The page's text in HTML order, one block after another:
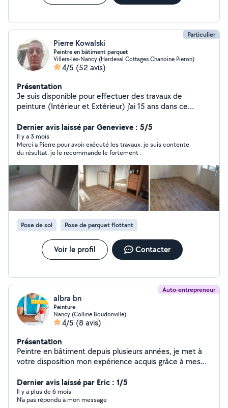
Particulier
Pierre Kowalski
Peintre en bâtiment parquet
Villers-lès-Nancy (Hardeval Cottages Chanoine Pieron)
4/5 (52 avis)
Présentation
Je suis disponible pour effectuer des travaux de
peinture (Intérieur et Extérieur) j'ai 15 ans dans ce
prèt à mettre mon savoir-faire à votre service,les
photos que j'ai en son la preuve. N'hésitez pas a me
contacter. Pierre
Dernier avis laissé par Genevieve : 5/5
Il y a 3 mois
Merci a Pierre pour avoir exécuté les travaux. je suis contente
du résultat. je le recommande le fortement .
Pose de sol Pose de parquet flottant
Voir le profil Contacter
Auto-entrepreneur
albra bn
Peinture
Nancy (Colline Boudonville)
4/5 (8 avis)
Présentation
Peintre en bâtiment depuis plusieurs années, je met à
votre disposition mon expérience acquis grâce à mes
professionnalisme, attention, écoute et en respectant
les normes française. Les travaux peuvent être : -
l'enduit pose de revêtement de sol peinture intérieur et
Dernier avis laissé par Eric : 1/5
Il y a plus de 6 mois
N’a pas répondu à mon message